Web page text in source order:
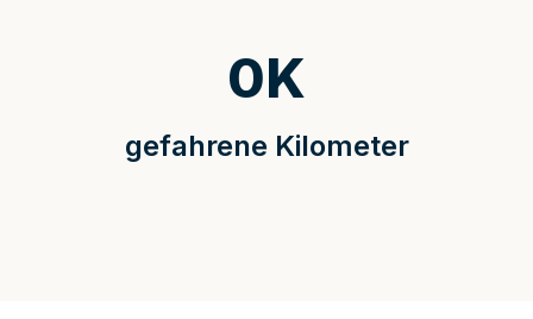
gefahrene Kilometer
0K